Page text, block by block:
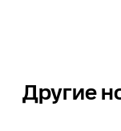
Другие